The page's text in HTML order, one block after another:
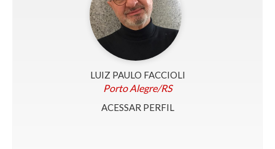
LUIZ PAULO FACCIOLI
Porto Alegre/RS
ACESSAR PERFIL